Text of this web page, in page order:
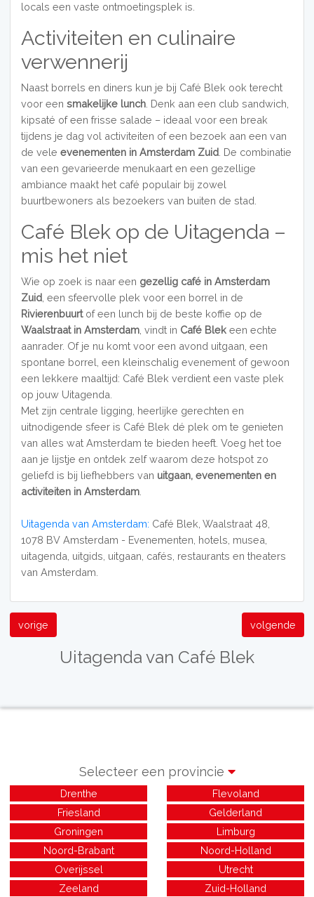
locals een vaste ontmoetingsplek is.
Activiteiten en culinaire
verwennerij
Naast borrels en diners kun je bij Café Blek ook terecht
voor een smakelijke lunch. Denk aan een club sandwich,
kipsaté of een frisse salade – ideaal voor een break
tijdens je dag vol activiteiten of een bezoek aan een van
de vele evenementen in Amsterdam Zuid. De combinatie
van een gevarieerde menukaart en een gezellige
ambiance maakt het café populair bij zowel
buurtbewoners als bezoekers van buiten de stad.
Café Blek op de Uitagenda –
mis het niet
Wie op zoek is naar een gezellig café in Amsterdam
Zuid, een sfeervolle plek voor een borrel in de
Rivierenbuurtof een lunch bij de beste koffie op de
Waalstraat in Amsterdam, vindt in Café Blek een echte
aanrader. Of je nu komt voor een avond uitgaan, een
spontane borrel, een kleinschalig evenement of gewoon
een lekkere maaltijd: Café Blek verdient een vaste plek
op jouw Uitagenda.
Met zijn centrale ligging, heerlijke gerechten en
uitnodigende sfeer is Café Blek dé plek om te genieten
van alles wat Amsterdam te bieden heeft. Voeg het toe
aan je lijstje en ontdek zelf waarom deze hotspot zo
geliefd is bij liefhebbers van uitgaan, evenementen en
activiteiten in Amsterdam.
Uitagenda van Amsterdam: Café Blek, Waalstraat 48,
1078 BV Amsterdam - Evenementen, hotels, musea,
uitagenda, uitgids, uitgaan, cafés, restaurants en theaters
van Amsterdam.
vorige volgende
Uitagenda van Café Blek
Selecteer een provincie
Drenthe
Flevoland
Friesland
Gelderland
Groningen
Limburg
Noord-Brabant
Noord-Holland
Overijssel
Utrecht
Zeeland
Zuid-Holland